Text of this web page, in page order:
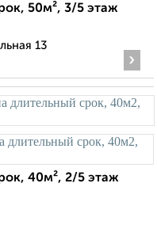
50м², 3/5 этаж
13
›
40м², 2/5 этаж